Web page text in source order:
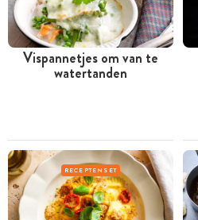
Vispannetjes om van te
watertanden
RECEPTENSET